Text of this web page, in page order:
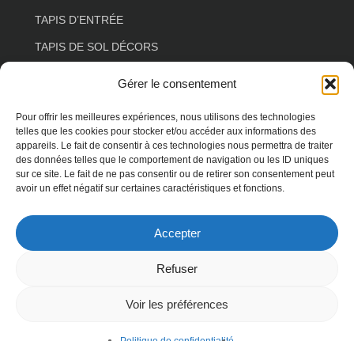
Gérer le consentement
Pour offrir les meilleures expériences, nous utilisons des technologies
telles que les cookies pour stocker et/ou accéder aux informations des
appareils. Le fait de consentir à ces technologies nous permettra de traiter
des données telles que le comportement de navigation ou les ID uniques
sur ce site. Le fait de ne pas consentir ou de retirer son consentement peut
avoir un effet négatif sur certaines caractéristiques et fonctions.
Accepter
Refuser
Voir les préférences
TAPIS D’ENTRÉE
TAPIS DE SOL DÉCORS
TAPIS DE SOL SALON
TAPIS DE SOL FLORAL
TAPIS DE SOL FORME SPÉCIALE
TAPIS DE SOL TERRASSE